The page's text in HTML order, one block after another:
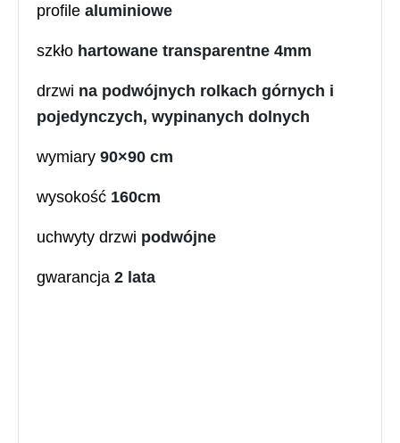
profile aluminiowe
szkło hartowane transparentne 4mm
drzwi na podwójnych rolkach górnych i
pojedynczych, wypinanych dolnych
wymiary 90×90 cm
wysokość 160cm
uchwyty drzwi podwójne
gwarancja 2 lata